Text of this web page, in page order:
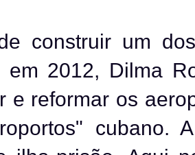
construir um
em 2012, Dilma
e reformar os
cubano.